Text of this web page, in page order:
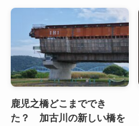
鹿児之橋どこまででき
た？ 加古川の新しい橋を